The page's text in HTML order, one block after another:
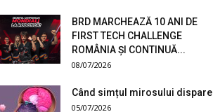
BRD MARCHEAZĂ 10 ANI DE
FIRST TECH CHALLENGE
ROMÂNIA ȘI CONTINUĂ...
08/07/2026
Când simțul mirosului dispare
05/07/2026